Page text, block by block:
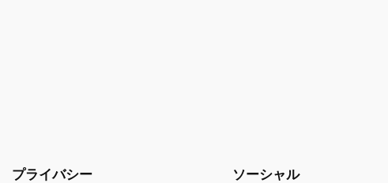
プライバシー ソーシャル